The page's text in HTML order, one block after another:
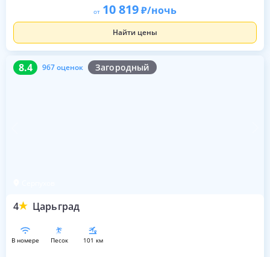
от 10 819 /ночь
Найти цены
8.4 967 оценок Загородный
4 Царьград
8.4 967 оценок
в номере песок 101 км